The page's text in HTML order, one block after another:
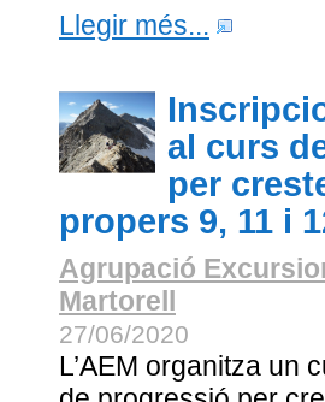
Llegir més...
al curs
per
propers 9, 11 i
Agrupació
Martorell
27/06/2020
L’AEM organitza un